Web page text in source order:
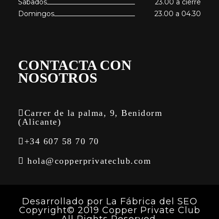
Sábados
23.00 a cierre
Domingos
23.00 a 04.30
CONTACTA CON
NOSOTROS
Carrer de la palma, 9, Benidorm
(Alicante)
+34 607 58 70 70
hola@copperprivateclub.com
Desarrollado por La Fábrica del SEO
Copyright© 2019 Copper Private Club